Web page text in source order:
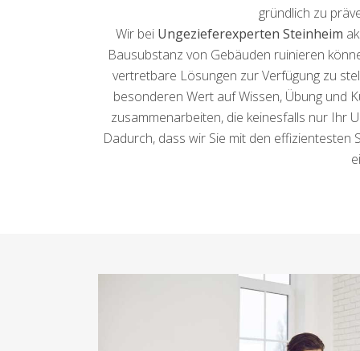
gründlich zu
Wir bei Ungezieferexperten Steinheim
Bausubstanz von Gebäuden ruinieren
vertretbare Lösungen zur Verfügung zu
besonderen Wert auf Wissen, Übung und
zusammenarbeiten, die keinesfalls nur Ihr
Dadurch, dass wir Sie mit den effizientesten